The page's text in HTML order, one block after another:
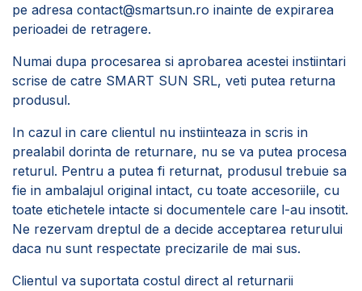
pe adresa contact@smartsun.ro inainte de expirarea
perioadei de retragere.
Numai dupa procesarea si aprobarea acestei instiintari
scrise de catre SMART SUN SRL, veti putea returna
produsul.
In cazul in care clientul nu instiinteaza in scris in
prealabil dorinta de returnare, nu se va putea procesa
returul. Pentru a putea fi returnat, produsul trebuie sa
fie in ambalajul original intact, cu toate accesoriile, cu
toate etichetele intacte si documentele care l-au insotit.
Ne rezervam dreptul de a decide acceptarea returului
daca nu sunt respectate precizarile de mai sus.
Clientul va suportata costul direct al returnarii